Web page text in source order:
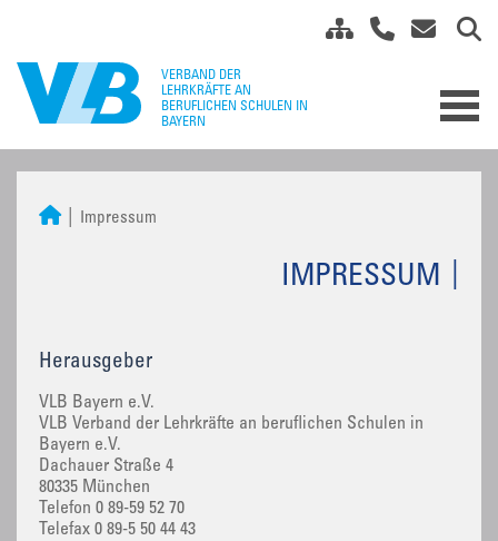
Impressum
IMPRESSUM
Herausgeber
VLB Bayern e.V.
VLB Verband der Lehrkräfte an beruflichen Schulen in
Bayern e.V.
Dachauer Straße 4
80335 München
Telefon 0 89-59 52 70
Telefax 0 89-5 50 44 43